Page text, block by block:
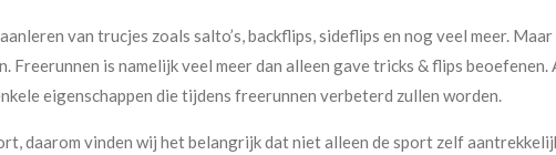
van trucjes zoals salto’s, backflips, sideflips en nog veel meer.
Freerunnen is namelijk veel meer dan alleen gave tricks & flips
eigenschappen die tijdens freerunnen verbeterd zullen worden.
daarom vinden wij het belangrijk dat niet alleen de sport zelf